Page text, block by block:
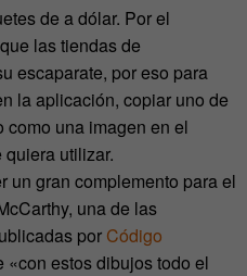
de a dólar. Por el
las tiendas de
escaparate, por eso para
la aplicación, copiar uno de
una imagen en el
utilizar.
un gran complemento para el
una de las
por Código
«con estos dibujos todo el